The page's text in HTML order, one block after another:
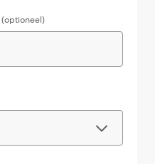
(optioneel)